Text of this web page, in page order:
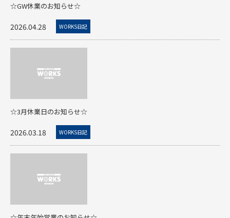
☆GW休業のお知らせ☆
2026.04.28 WORKS日記
☆3月休業日のお知らせ☆
2026.03.18 WORKS日記